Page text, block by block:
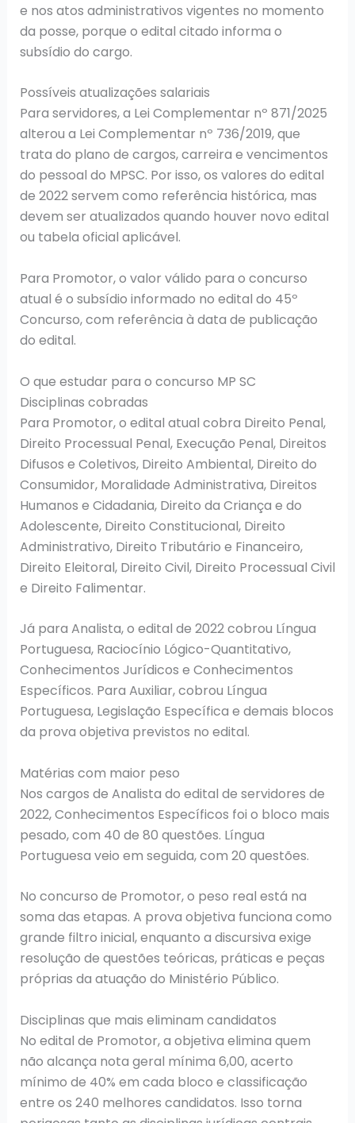
e nos atos administrativos vigentes no momento
da posse, porque o edital citado informa o
subsídio do cargo.
Possíveis atualizações salariais
Para servidores, a Lei Complementar nº 871/2025
alterou a Lei Complementar nº 736/2019, que
trata do plano de cargos, carreira e vencimentos
do pessoal do MPSC. Por isso, os valores do edital
de 2022 servem como referência histórica, mas
devem ser atualizados quando houver novo edital
ou tabela oficial aplicável.
Para Promotor, o valor válido para o concurso
atual é o subsídio informado no edital do 45º
Concurso, com referência à data de publicação
do edital.
O que estudar para o concurso MP SC
Disciplinas cobradas
Para Promotor, o edital atual cobra Direito Penal,
Direito Processual Penal, Execução Penal, Direitos
Difusos e Coletivos, Direito Ambiental, Direito do
Consumidor, Moralidade Administrativa, Direitos
Humanos e Cidadania, Direito da Criança e do
Adolescente, Direito Constitucional, Direito
Administrativo, Direito Tributário e Financeiro,
Direito Eleitoral, Direito Civil, Direito Processual Civil
e Direito Falimentar.
Já para Analista, o edital de 2022 cobrou Língua
Portuguesa, Raciocínio Lógico-Quantitativo,
Conhecimentos Jurídicos e Conhecimentos
Específicos. Para Auxiliar, cobrou Língua
Portuguesa, Legislação Específica e demais blocos
da prova objetiva previstos no edital.
Matérias com maior peso
Nos cargos de Analista do edital de servidores de
2022, Conhecimentos Específicos foi o bloco mais
pesado, com 40 de 80 questões. Língua
Portuguesa veio em seguida, com 20 questões.
No concurso de Promotor, o peso real está na
soma das etapas. A prova objetiva funciona como
grande filtro inicial, enquanto a discursiva exige
resolução de questões teóricas, práticas e peças
próprias da atuação do Ministério Público.
Disciplinas que mais eliminam candidatos
No edital de Promotor, a objetiva elimina quem
não alcança nota geral mínima 6,00, acerto
mínimo de 40% em cada bloco e classificação
entre os 240 melhores candidatos. Isso torna